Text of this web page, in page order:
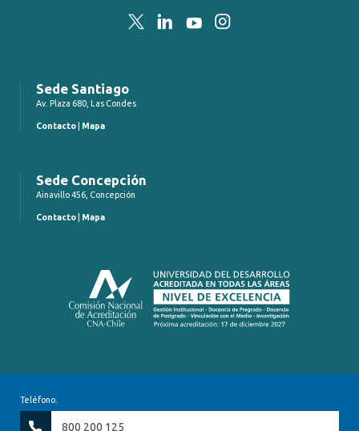
TwitterLinkedInYouTubeInstagram
Sede Santiago
Av. Plaza 680, Las Condes
Contacto Mapa
Sede Concepción
Ainavillo 456, Concepción
Contacto Mapa
Teléfono:
800 200 125